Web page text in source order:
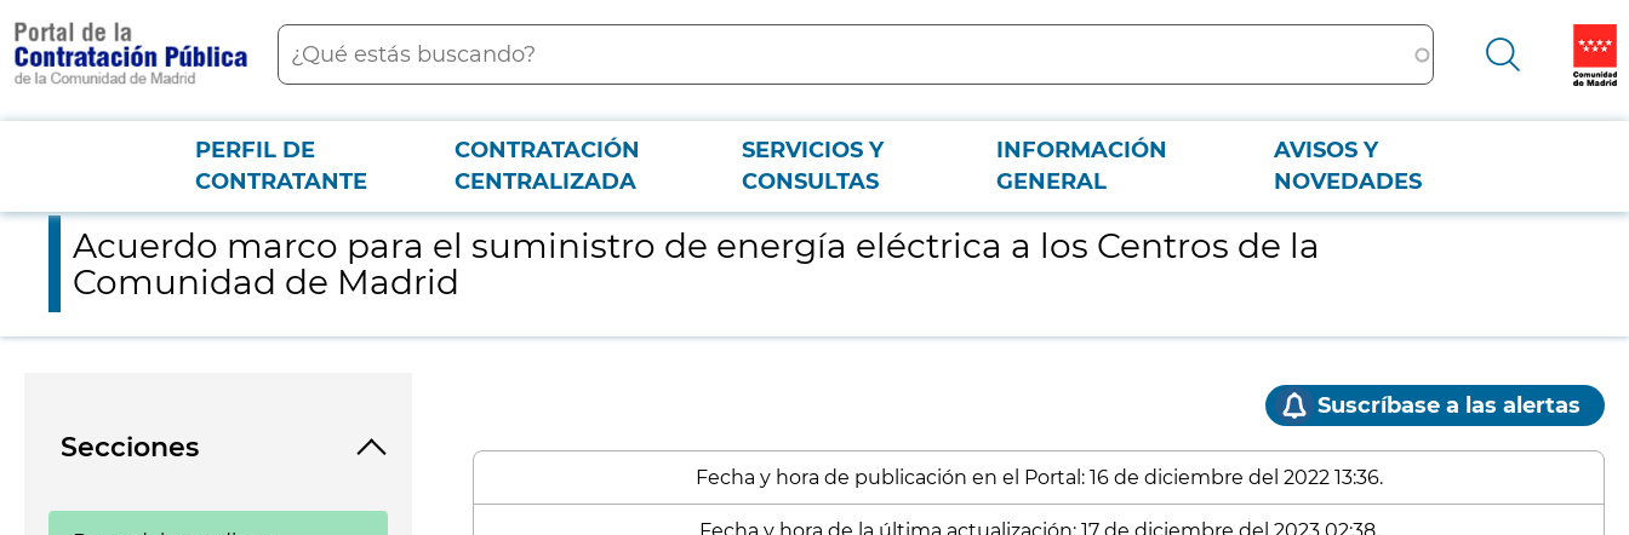
contenido
principal
Buscar
Menú PCON
PERFIL DE
CONTRATANTE
CONTRATACIÓN
CENTRALIZADA
SERVICIOS Y
CONSULTAS
INFORMACIÓN
GENERAL
AVISOS Y
NOVEDADES
Acuerdo marco para el suministro de energía eléctrica a los Centros de la Comunidad de Madrid
Acuerdo marco para el suministro de energía eléctrica a los Centros de la
Comunidad de Madrid
Secciones
Suscríbase a las alertas
Fecha y hora de publicación en el Portal: 16 de diciembre del 2022 13:36.